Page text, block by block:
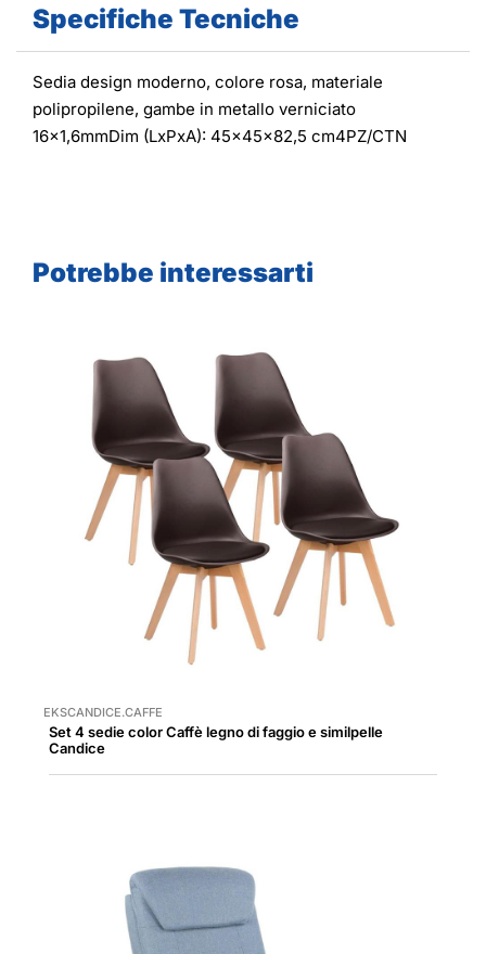
Specifiche Tecniche
Sedia design moderno, colore rosa, materiale
polipropilene, gambe in metallo verniciato
16x1,6mmDim (LxPxA): 45x45x82,5 cm4PZ/CTN
Potrebbe interessarti
EKSCANDICE.CAFFE
Set 4 sedie color Caffè legno di faggio e similpelle
Candice